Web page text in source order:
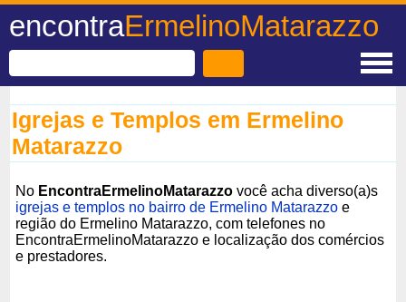
encontraErmelinoMatarazzo
Igrejas e Templos em Ermelino
Matarazzo
No EncontraErmelinoMatarazzo você acha diverso(a)s
igrejas e templos no bairro de Ermelino Matarazzo e
região do Ermelino Matarazzo, com telefones no
EncontraErmelinoMatarazzo e localização dos comércios
e prestadores.